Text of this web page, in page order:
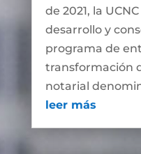
de 2021, la
desarrollo y
programa de
transformación
notarial
leer más